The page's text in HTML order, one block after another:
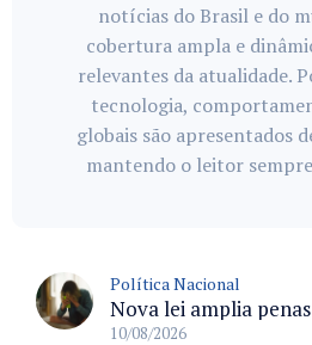
notícias do Brasil e do
cobertura ampla e
relevantes da atualidade.
tecnologia,
globais são apresentados
mantendo o leitor
Política Nacional
10/08/2026